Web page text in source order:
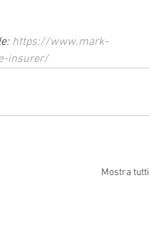
https://www.mark-
insurer/
Mostra tutti